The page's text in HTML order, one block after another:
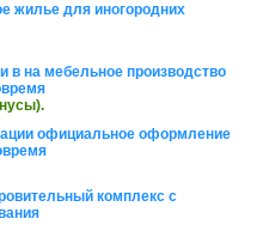
жилье для иногородних
в на мебельное производство
официальное оформление
комплекс с